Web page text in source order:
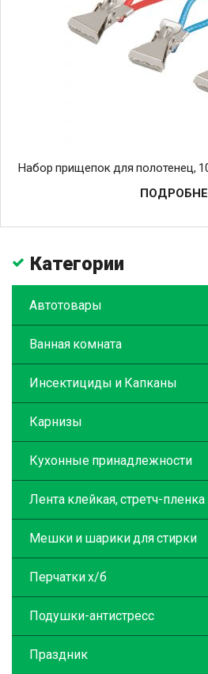
Набор прищепок для полотенец,
Категории
Автотовары
Ванная комната
Инсектициды и Капканы
Карнизы
Кухонные принадлежности
Лента клейкая, стретч-пленка
Мешки и шарики для стирки
Перчатки х/б
Подушки-антистресс
Праздник